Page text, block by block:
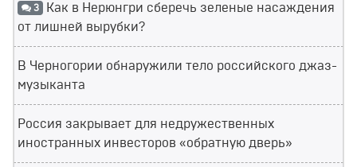
3 Как в Нерюнгри сберечь зеленые насаждения
от лишней вырубки?
В Черногории обнаружили тело российского джаз-
музыканта
Россия закрывает для недружественных
иностранных инвесторов «обратную дверь»